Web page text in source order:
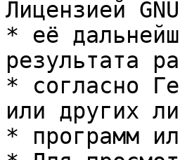
Лицензией
* её
результата
* согласно
или других
* программ